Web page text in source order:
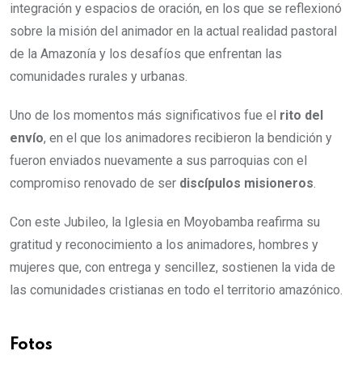
integración y espacios de oración, en los que se reflexionó
sobre la misión del animador en la actual realidad pastoral
de la Amazonía y los desafíos que enfrentan las
comunidades rurales y urbanas.
Uno de los momentos más significativos fue el rito del
envío, en el que los animadores recibieron la bendición y
fueron enviados nuevamente a sus parroquias con el
compromiso renovado de ser discípulos misioneros.
Con este Jubileo, la Iglesia en Moyobamba reafirma su
gratitud y reconocimiento a los animadores, hombres y
mujeres que, con entrega y sencillez, sostienen la vida de
las comunidades cristianas en todo el territorio amazónico.
Fotos